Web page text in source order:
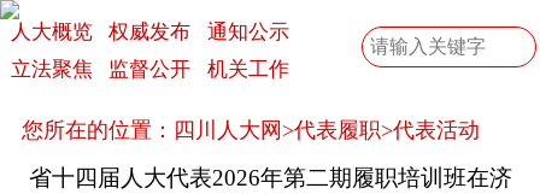
人大概览 权威发布
通知公示
立法聚焦
监督公开 机关工作
您所在的位置： 四川人大网 >代表履职>代表活动
省十四届人大代表2026年第二期履职培训班在济